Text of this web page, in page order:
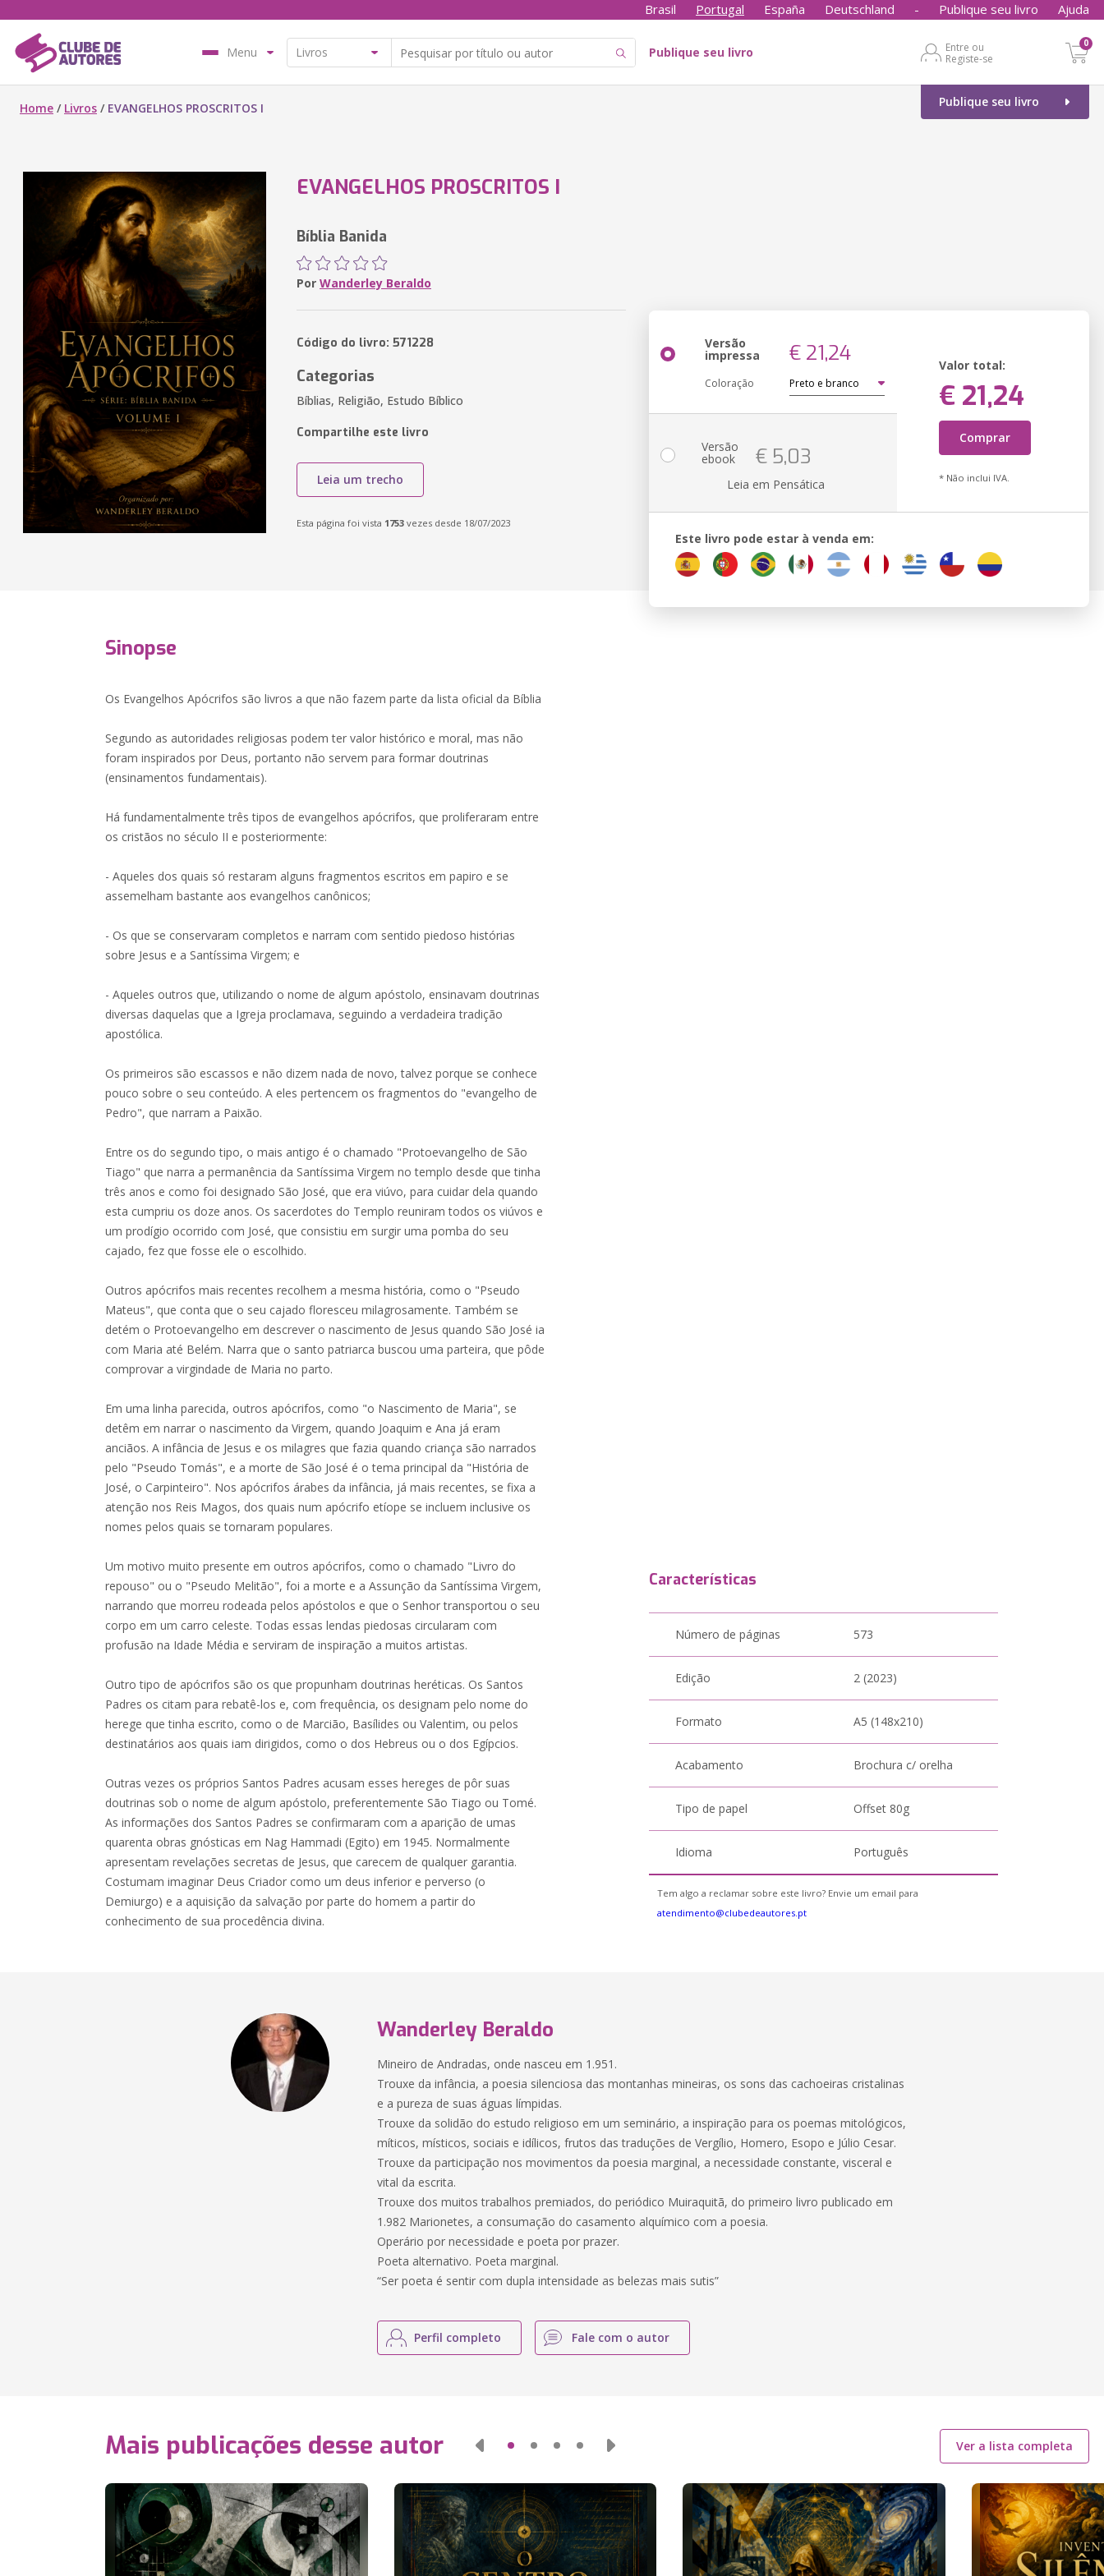
Brasil Portugal España Deutschland - Publique seu livro Ajuda
Menu Publique seu livro
Entre ou
Registe-se
0
Publique seu livro
Home / Livros / EVANGELHOS PROSCRITOS I
EVANGELHOS PROSCRITOS I
Bíblia Banida
Por Wanderley Beraldo
Código do livro: 571228
Categorias
Bíblias, Religião, Estudo Bíblico
Compartilhe este livro
Leia um trecho
Esta página foi vista 1753 vezes desde 18/07/2023
Versão
impressa € 21,24
Coloração
Valor total:
€ 21,24
Comprar
* Não inclui IVA.
Versão
ebook € 5,03
Leia em Pensática
Este livro pode estar à venda em:
Sinopse
Os Evangelhos Apócrifos são livros a que não fazem parte da lista oficial da Bíblia
Segundo as autoridades religiosas podem ter valor histórico e moral, mas não
foram inspirados por Deus, portanto não servem para formar doutrinas
(ensinamentos fundamentais).
Há fundamentalmente três tipos de evangelhos apócrifos, que proliferaram entre
os cristãos no século II e posteriormente:
- Aqueles dos quais só restaram alguns fragmentos escritos em papiro e se
assemelham bastante aos evangelhos canônicos;
- Os que se conservaram completos e narram com sentido piedoso histórias
sobre Jesus e a Santíssima Virgem; e
- Aqueles outros que, utilizando o nome de algum apóstolo, ensinavam doutrinas
diversas daquelas que a Igreja proclamava, seguindo a verdadeira tradição
apostólica.
Os primeiros são escassos e não dizem nada de novo, talvez porque se conhece
pouco sobre o seu conteúdo. A eles pertencem os fragmentos do "evangelho de
Pedro", que narram a Paixão.
Entre os do segundo tipo, o mais antigo é o chamado "Protoevangelho de São
Tiago" que narra a permanência da Santíssima Virgem no templo desde que tinha
três anos e como foi designado São José, que era viúvo, para cuidar dela quando
esta cumpriu os doze anos. Os sacerdotes do Templo reuniram todos os viúvos e
um prodígio ocorrido com José, que consistiu em surgir uma pomba do seu
cajado, fez que fosse ele o escolhido.
Outros apócrifos mais recentes recolhem a mesma história, como o "Pseudo
Mateus", que conta que o seu cajado floresceu milagrosamente. Também se
detém o Protoevangelho em descrever o nascimento de Jesus quando São José ia
com Maria até Belém. Narra que o santo patriarca buscou uma parteira, que pôde
comprovar a virgindade de Maria no parto.
Em uma linha parecida, outros apócrifos, como "o Nascimento de Maria", se
detêm em narrar o nascimento da Virgem, quando Joaquim e Ana já eram
anciãos. A infância de Jesus e os milagres que fazia quando criança são narrados
pelo "Pseudo Tomás", e a morte de São José é o tema principal da "História de
José, o Carpinteiro". Nos apócrifos árabes da infância, já mais recentes, se fixa a
atenção nos Reis Magos, dos quais num apócrifo etíope se incluem inclusive os
nomes pelos quais se tornaram populares.
Um motivo muito presente em outros apócrifos, como o chamado "Livro do
repouso" ou o "Pseudo Melitão", foi a morte e a Assunção da Santíssima Virgem,
narrando que morreu rodeada pelos apóstolos e que o Senhor transportou o seu
corpo em um carro celeste. Todas essas lendas piedosas circularam com
profusão na Idade Média e serviram de inspiração a muitos artistas.
Outro tipo de apócrifos são os que propunham doutrinas heréticas. Os Santos
Padres os citam para rebatê-los e, com frequência, os designam pelo nome do
herege que tinha escrito, como o de Marcião, Basílides ou Valentim, ou pelos
destinatários aos quais iam dirigidos, como o dos Hebreus ou o dos Egípcios.
Outras vezes os próprios Santos Padres acusam esses hereges de pôr suas
doutrinas sob o nome de algum apóstolo, preferentemente São Tiago ou Tomé.
As informações dos Santos Padres se confirmaram com a aparição de umas
quarenta obras gnósticas em Nag Hammadi (Egito) em 1945. Normalmente
apresentam revelações secretas de Jesus, que carecem de qualquer garantia.
Costumam imaginar Deus Criador como um deus inferior e perverso (o
Demiurgo) e a aquisição da salvação por parte do homem a partir do
conhecimento de sua procedência divina.
Características
Número de páginas 573
Edição 2 (2023)
Formato A5 (148x210)
Acabamento Brochura c/ orelha
Tipo de papel Offset 80g
Idioma Português
Tem algo a reclamar sobre este livro? Envie um email para
atendimento@clubedeautores.pt
Wanderley Beraldo
Mineiro de Andradas, onde nasceu em 1.951.
Trouxe da infância, a poesia silenciosa das montanhas mineiras, os sons das cachoeiras cristalinas
e a pureza de suas águas límpidas.
Trouxe da solidão do estudo religioso em um seminário, a inspiração para os poemas mitológicos,
míticos, místicos, sociais e idílicos, frutos das traduções de Vergílio, Homero, Esopo e Júlio Cesar.
Trouxe da participação nos movimentos da poesia marginal, a necessidade constante, visceral e
vital da escrita.
Trouxe dos muitos trabalhos premiados, do periódico Muiraquitã, do primeiro livro publicado em
1.982 Marionetes, a consumação do casamento alquímico com a poesia.
Operário por necessidade e poeta por prazer.
Poeta alternativo. Poeta marginal.
“Ser poeta é sentir com dupla intensidade as belezas mais sutis”
Perfil completo Fale com o autor
Mais publicações desse autor Ver a lista completa